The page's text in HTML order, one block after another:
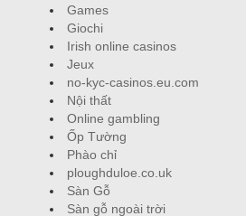
Games
Giochi
Irish online casinos
Jeux
no-kyc-casinos.eu.com
Nội thất
Online gambling
Ốp Tường
Phào chỉ
ploughduloe.co.uk
Sàn Gỗ
Sàn gỗ ngoài trời